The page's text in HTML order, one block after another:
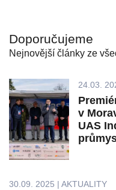
Doporučujeme
Nejnovější články ze
24.03.
v
UAS
30.09. 2025 | AKTUALITY